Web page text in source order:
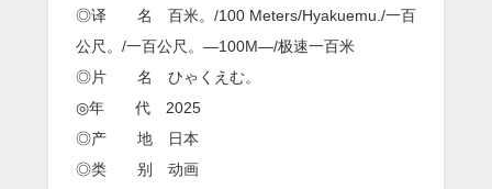
◎译 名 百米。/100 Meters/Hyakuemu./一百
公尺。/一百公尺。—100M—/极速一百米
◎片 名 ひゃくえむ。
◎年 代 2025
◎产 地 日本
◎类 别 动画